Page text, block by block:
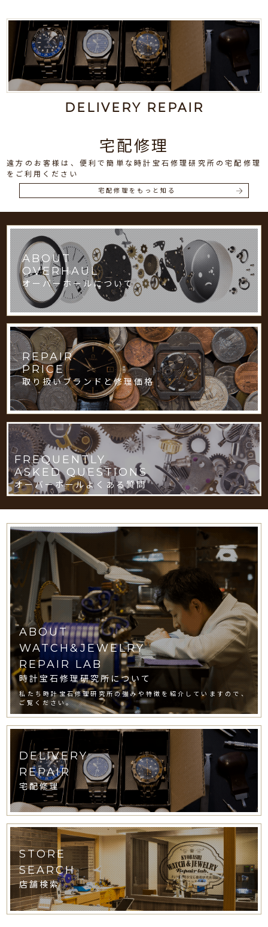
DELIVERY REPAIR
宅配修理
遠方のお客様は、便利で簡単な時計宝石修理研究所の宅配修理
をご利用ください
宅配修理をもっと知る
ABOUT
OVERHAUL
オーバーホールについて
REPAIR
PRICE
取り扱いブランドと修理価格
FREQUENTLY
ASKED QUESTIONS
オーバーホールよくある質問
ABOUT
WATCH&JEWELRY
REPAIR LAB
時計宝石修理研究所について
私たち時計宝石修理研究所の強みや特徴を紹介していますので、
ご覧ください。
DELIVERY
REPAIR
宅配修理
STORE
SEARCH
店舗検索